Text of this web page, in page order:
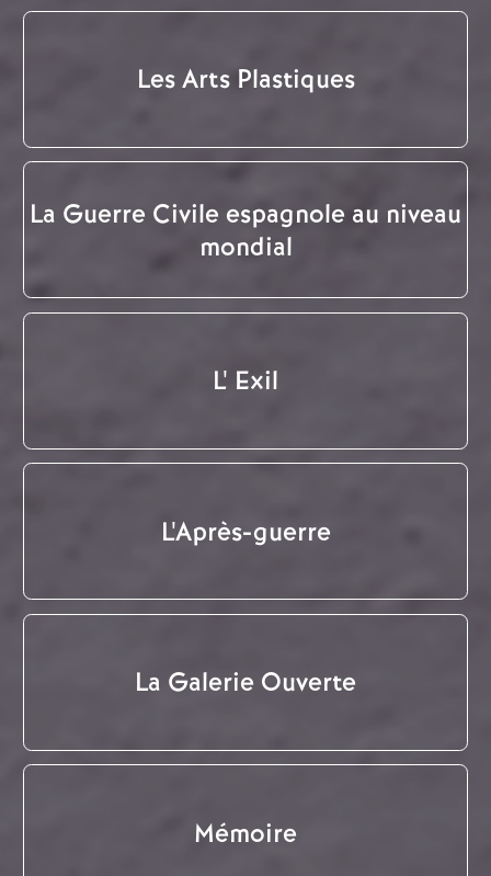
Les Arts Plastiques
La Guerre Civile espagnole au niveau
mondial
L' Exil
L'Après-guerre
La Galerie Ouverte
Mémoire